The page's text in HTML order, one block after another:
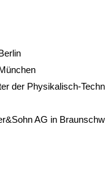
der Physikalisch-
AG in